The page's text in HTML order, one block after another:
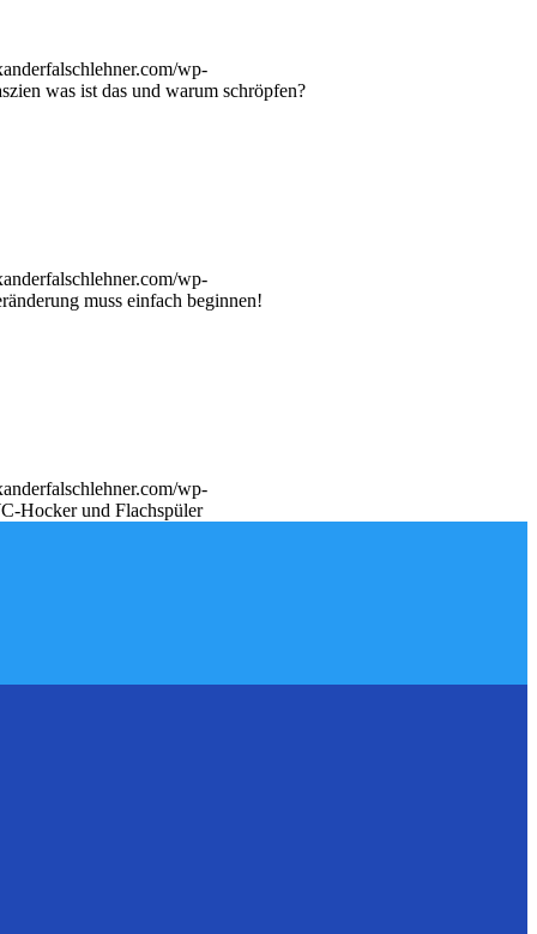
wp-
was ist das und warum schröpfen?
wp-
muss einfach beginnen!
wp-
Hocker und Flachspüler